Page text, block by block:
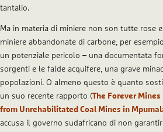
tantalio.
Ma in materia di miniere non son tutte rose
miniere abbandonate di carbone, per
un potenziale pericolo – una documentata
sorgenti e le falde acquifere, una grave
popolazioni. O almeno questo è quanto
un suo recente rapporto (The Forever
from Unrehabilitated Coal Mines in
accusa il governo sudafricano di non